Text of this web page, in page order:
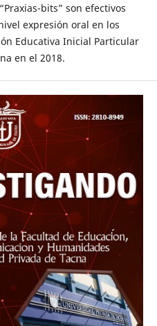
bits” son efectivos
expresión oral en los
Educativa Inicial Particular
en el 2018.